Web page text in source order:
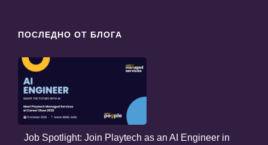
ПОСЛЕДНО ОТ БЛОГА
Job Spotlight: Join Playtech as an AI Engineer in